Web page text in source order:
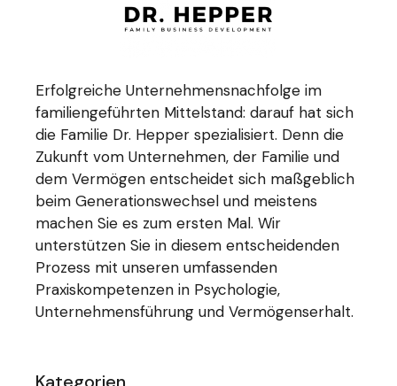
Erfolgreiche Unternehmensnachfolge im
familiengeführten Mittelstand: darauf hat sich
die Familie Dr. Hepper spezialisiert. Denn die
Zukunft vom Unternehmen, der Familie und
dem Vermögen entscheidet sich maßgeblich
beim Generationswechsel und meistens
machen Sie es zum ersten Mal. Wir
unterstützen Sie in diesem entscheidenden
Prozess mit unseren umfassenden
Praxiskompetenzen in Psychologie,
Unternehmensführung und Vermögenserhalt.
Kategorien